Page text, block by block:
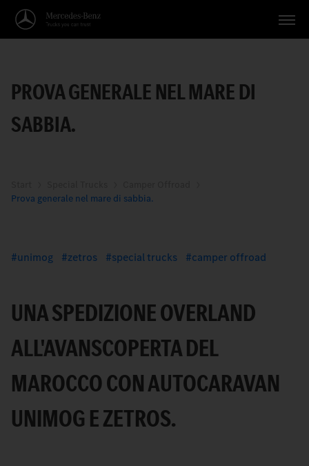
Applicazioni
Temi
PROVA GENERALE NEL MARE DI
SABBIA.
Prova generale nel mare di sabbia.
unimog zetros special trucks camper offroad
UNA SPEDIZIONE OVERLAND
ALL'AVANSCOPERTA DEL
MAROCCO CON AUTOCARAVAN
UNIMOG E ZETROS.